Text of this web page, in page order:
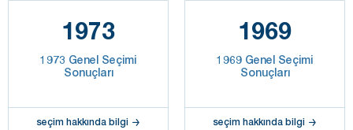
1973
1973 Genel Seçimi
Sonuçları
seçim hakkında bilgi
1969
1969 Genel Seçimi
Sonuçları
seçim hakkında bilgi